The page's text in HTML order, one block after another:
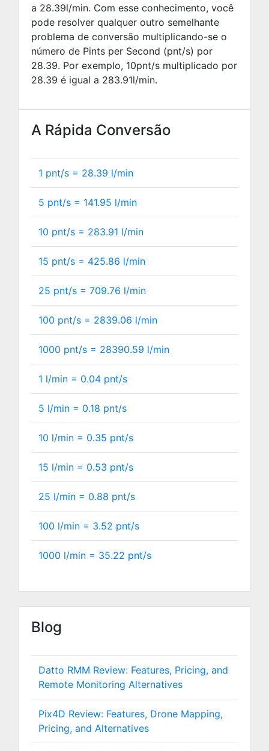
a 28.39l/min. Com esse conhecimento, você
pode resolver qualquer outro semelhante
problema de conversão multiplicando-se o
número de Pints per Second (pnt/s) por
28.39. Por exemplo, 10pnt/s multiplicado por
28.39 é igual a 283.91l/min.
A Rápida Conversão
1 pnt/s = 28.39 l/min
5 pnt/s = 141.95 l/min
10 pnt/s = 283.91 l/min
15 pnt/s = 425.86 l/min
25 pnt/s = 709.76 l/min
100 pnt/s = 2839.06 l/min
1000 pnt/s = 28390.59 l/min
1 l/min = 0.04 pnt/s
5 l/min = 0.18 pnt/s
10 l/min = 0.35 pnt/s
15 l/min = 0.53 pnt/s
25 l/min = 0.88 pnt/s
100 l/min = 3.52 pnt/s
1000 l/min = 35.22 pnt/s
Blog
Datto RMM Review: Features, Pricing, and
Remote Monitoring Alternatives
Pix4D Review: Features, Drone Mapping,
Pricing, and Alternatives